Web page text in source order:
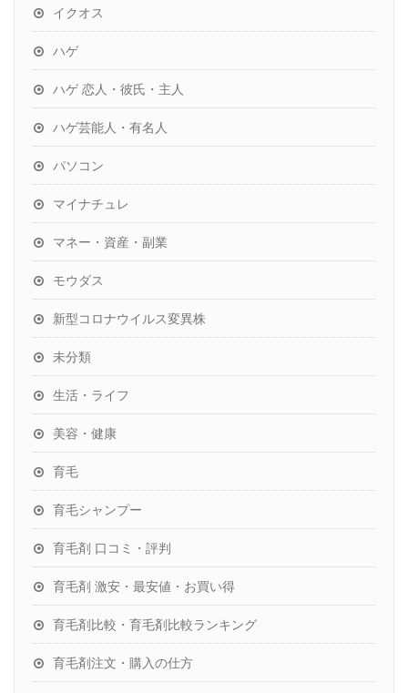
イクオス
ハゲ
ハゲ 恋人・彼氏・主人
ハゲ芸能人・有名人
パソコン
マイナチュレ
マネー・資産・副業
モウダス
新型コロナウイルス変異株
未分類
生活・ライフ
美容・健康
育毛
育毛シャンプー
育毛剤 口コミ・評判
育毛剤 激安・最安値・お買い得
育毛剤比較・育毛剤比較ランキング
育毛剤注文・購入の仕方